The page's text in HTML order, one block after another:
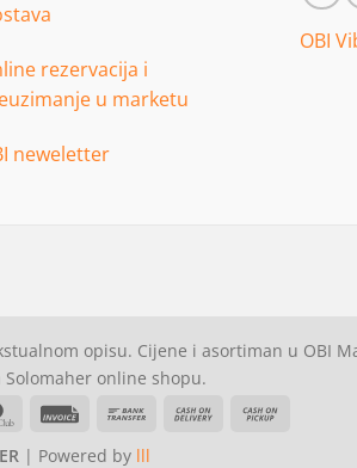
rezervacija i
u marketu
neweletter
OBI
opisu. Cijene i asortiman u OBI
online shopu.
Dinners
Invoice
Bank
Cash
| Powered by lll